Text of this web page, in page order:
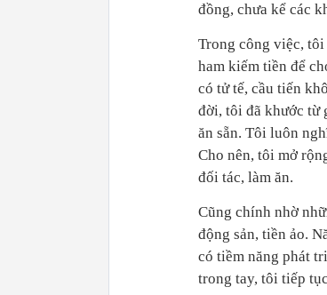
đồng, chưa kể các
Trong công việc,
ham kiếm tiền để
có tử tế, cầu tiến
đời, tôi đã khước từ
ăn sẵn. Tôi luôn
Cho nên, tôi mở
đối tác, làm ăn.
Cũng chính nhờ
động sản, tiền ảo.
có tiềm năng phát
trong tay, tôi tiếp